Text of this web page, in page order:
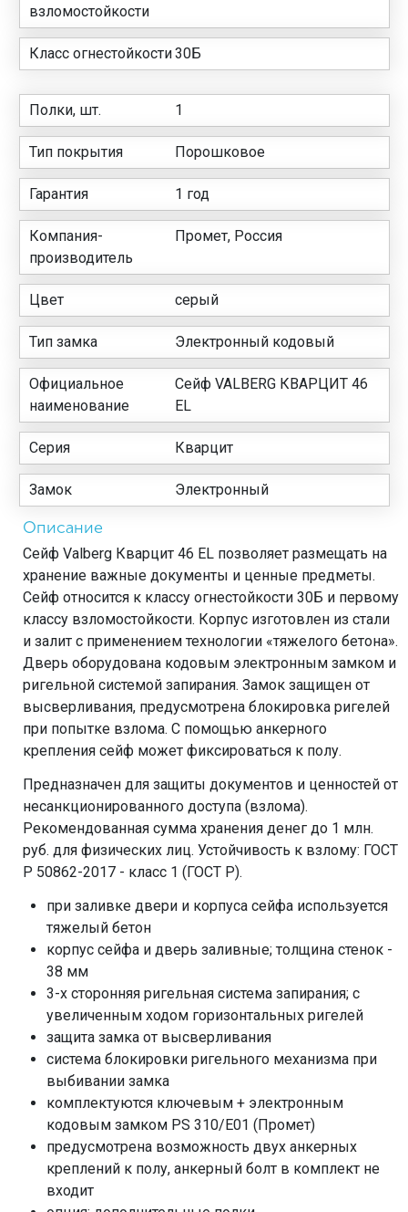
взломостойкости
Класс огнестойкости30Б
Полки, шт. 1
Тип покрытия Порошковое
Гарантия 1 год
Компания-
производитель
Промет, Россия
Цвет серый
Тип замка Электронный кодовый
Официальное
наименование
Сейф VALBERG КВАРЦИТ 46
EL
Серия Кварцит
Замок Электронный
Описание
Сейф Valberg Кварцит 46 EL позволяет размещать на
хранение важные документы и ценные предметы.
Сейф относится к классу огнестойкости 30Б и первому
классу взломостойкости. Корпус изготовлен из стали
и залит с применением технологии «тяжелого бетона».
Дверь оборудована кодовым электронным замком и
ригельной системой запирания. Замок защищен от
высверливания, предусмотрена блокировка ригелей
при попытке взлома. С помощью анкерного
крепления сейф может фиксироваться к полу.
Предназначен для защиты документов и ценностей от
несанкционированного доступа (взлома).
Рекомендованная сумма хранения денег до 1 млн.
руб. для физических лиц. Устойчивость к взлому: ГОСТ
Р 50862-2017 - класс 1 (ГОСТ Р).
при заливке двери и корпуса сейфа используется
тяжелый бетон
корпус сейфа и дверь заливные; толщина стенок -
38 мм
3-х сторонняя ригельная система запирания; с
увеличенным ходом горизонтальных ригелей
защита замка от высверливания
система блокировки ригельного механизма при
выбивании замка
комплектуются ключевым + электронным
кодовым замком PS 310/E01 (Промет)
предусмотрена возможность двух анкерных
креплений к полу, анкерный болт в комплект не
входит